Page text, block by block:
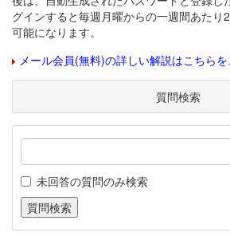
グインすると毎週月曜からの一週間あたり
可能になります。
メール会員(無料)の詳しい解説はこちらを
質問検索
未回答の質問のみ検索